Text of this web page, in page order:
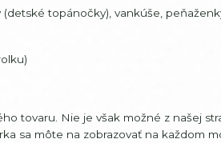
topánočky), vankúše,
tovaru. Nie je však možné z našej
sa môte na zobrazovať na každom